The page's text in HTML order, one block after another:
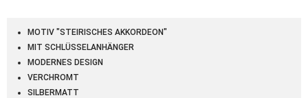
MOTIV "STEIRISCHES AKKORDEON"
MIT SCHLÜSSELANHÄNGER
MODERNES DESIGN
VERCHROMT
SILBERMATT